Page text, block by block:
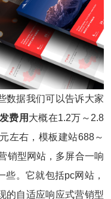
数据我们可以告诉大家
费用 大概在1.2万～2.8
左右，模板建站688～
销型网站，多屏合一响
些。它就包括pc网站，
的自适应响应式营销型